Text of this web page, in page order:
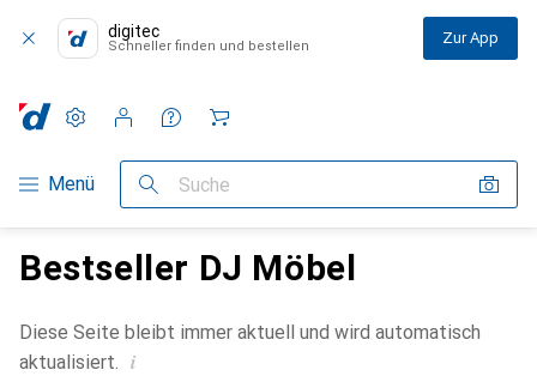
digitec
Schneller finden und bestellen Zur App
Navigation nach Kategorien
Menü Suche
Einstellungen
Kundenkonto
Vergleichslisten
Merklisten
Warenkorb
Bestseller DJ Möbel
Diese Seite bleibt immer aktuell und wird automatisch
aktualisiert. i